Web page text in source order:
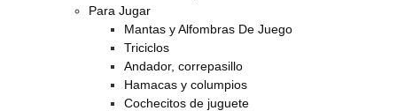
Para Jugar
Mantas y Alfombras De Juego
Triciclos
Andador, correpasillo
Hamacas y columpios
Cochecitos de juguete